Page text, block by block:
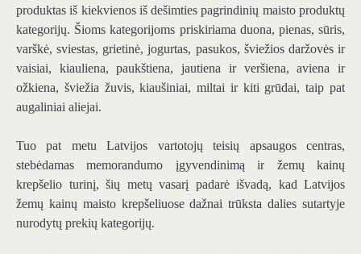
produktas iš kiekvienos iš dešimties pagrindinių maisto produktų
kategorijų. Šioms kategorijoms priskiriama duona, pienas, sūris,
varškė, sviestas, grietinė, jogurtas, pasukos, šviežios daržovės ir
vaisiai, kiauliena, paukštiena, jautiena ir veršiena, aviena ir
ožkiena, šviežia žuvis, kiaušiniai, miltai ir kiti grūdai, taip pat
augaliniai aliejai.
Tuo pat metu Latvijos vartotojų teisių apsaugos centras,
stebėdamas memorandumo įgyvendinimą ir žemų kainų
krepšelio turinį, šių metų vasarį padarė išvadą, kad Latvijos
žemų kainų maisto krepšeliuose dažnai trūksta dalies sutartyje
nurodytų prekių kategorijų.